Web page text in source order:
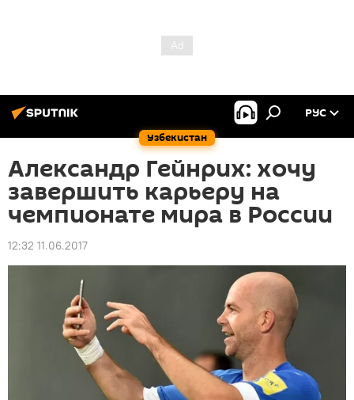
Узбекистан
РУС
Александр Гейнрих: хочу
завершить карьеру на
чемпионате мира в России
12:32 11.06.2017